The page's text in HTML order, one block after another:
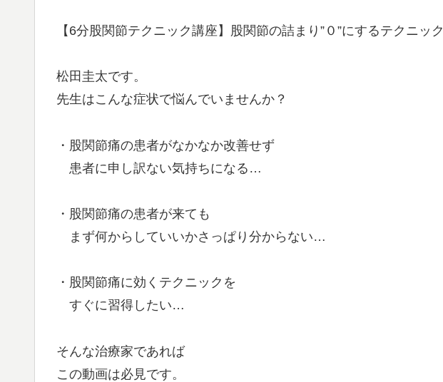
【6分股関節テクニック講座】股関節の詰まり”０”にするテクニック
松田圭太です。
先生はこんな症状で悩んでいませんか？
・股関節痛の患者がなかなか改善せず
患者に申し訳ない気持ちになる…
・股関節痛の患者が来ても
まず何からしていいかさっぱり分からない…
・股関節痛に効くテクニックを
すぐに習得したい…
そんな治療家であれば
この動画は必見です。